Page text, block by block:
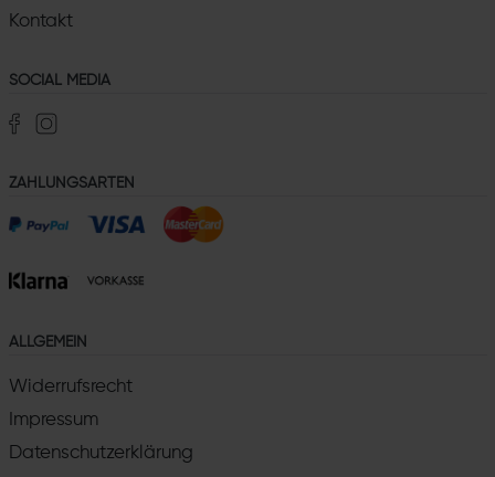
Kontakt
SOCIAL MEDIA
ZAHLUNGSARTEN
ALLGEMEIN
Widerrufsrecht
Impressum
Datenschutzerklärung